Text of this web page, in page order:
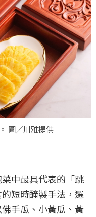
圖／川雅提供
中最具代表的「跳
短時醃製手法，選
手瓜、小黃瓜、黃